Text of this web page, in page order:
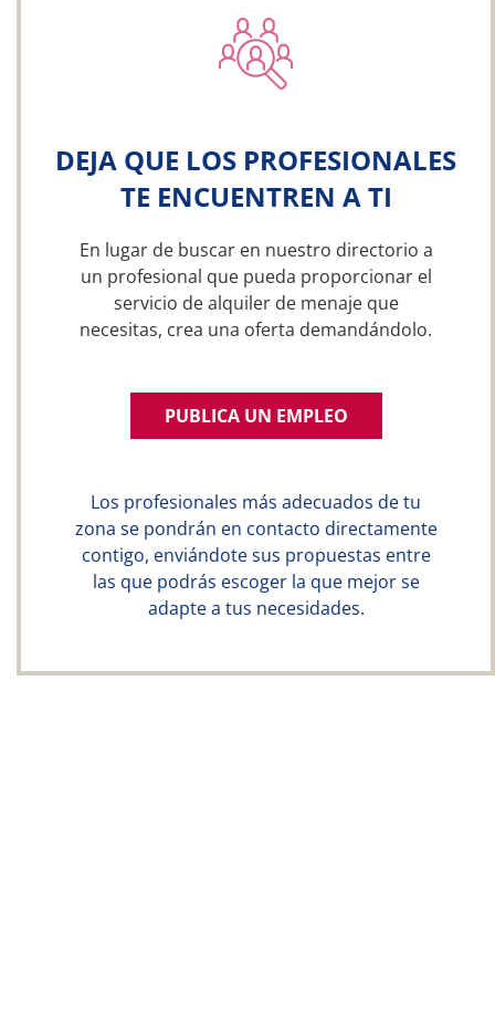
DEJA QUE LOS PROFESIONALES
TE ENCUENTREN A TI
En lugar de buscar en nuestro directorio a
un profesional que pueda proporcionar el
servicio de alquiler de menaje que
necesitas, crea una oferta demandándolo.
PUBLICA UN EMPLEO
Los profesionales más adecuados de tu
zona se pondrán en contacto directamente
contigo, enviándote sus propuestas entre
las que podrás escoger la que mejor se
adapte a tus necesidades.